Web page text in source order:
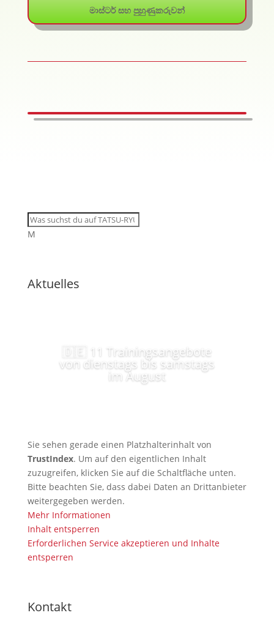
මාස්ටර් සහ පුහුණුකරුවන්
M
Aktuelles
🇩🇪 11 Trainingsangebote
von dienstags bis samstags
im August
Sie sehen gerade einen Platzhalterinhalt von
TrustIndex. Um auf den eigentlichen Inhalt
zuzugreifen, klicken Sie auf die Schaltfläche unten.
Bitte beachten Sie, dass dabei Daten an Drittanbieter
weitergegeben werden.
Mehr Informationen
Inhalt entsperren
Erforderlichen Service akzeptieren und Inhalte
entsperren
Kontakt